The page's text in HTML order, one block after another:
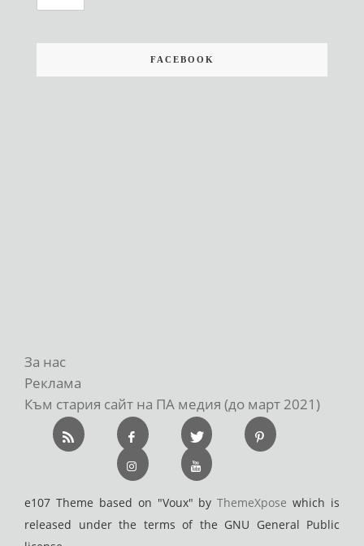
FACEBOOK
За нас
Реклама
Към стария сайт на ПА медия (до март 2021)
e107 Theme based on "Voux" byThemeXpose which is
released under the terms of the GNU General Public